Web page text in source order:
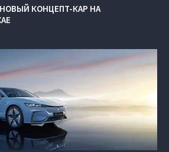
НОВЫЙ КОНЦЕПТ-КАР НА